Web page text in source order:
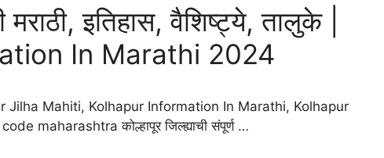
मराठी, इतिहास, वैशिष्ट्ये, तालुके |
In Marathi 2024
Jilha Mahiti, Kolhapur Information In Marathi, Kolhapur
maharashtra कोल्हापूर जिल्ह्याची संपूर्ण …